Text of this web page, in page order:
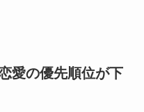
愛の優先順位が下